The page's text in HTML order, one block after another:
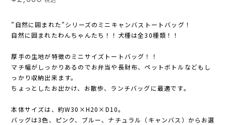
”自然に囲まれた”シリーズのミニキャンバストートバッグ！
自然に囲まれたわんちゃんたち！！犬種は全30種類！！
厚手の生地が特徴のミニサイズトートバッグ！！
マチ幅がしっかりあるのでお弁当や長財布、ペットボトルなどもし
っかり収納出来ます。
ちょっとしたお出かけ、お散歩、ランチバッグに最適です。
本体サイズは、約W30×H20×D10。
バッグは3色、ピンク、ブルー、ナチュラル（キャンバス）からお選